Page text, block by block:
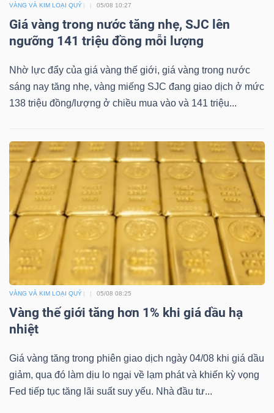
VÀNG VÀ KIM LOẠI QUÝ 05/08 10:27
Giá vàng trong nước tăng nhẹ, SJC lên
ngưỡng 141 triệu đồng mỗi lượng
Nhờ lực đẩy của giá vàng thế giới, giá vàng trong nước
sáng nay tăng nhẹ, vàng miếng SJC đang giao dịch ở mức
138 triệu đồng/lượng ở chiều mua vào và 141 triệu...
VÀNG VÀ KIM LOẠI QUÝ 05/08 08:25
Vàng thế giới tăng hơn 1% khi giá dầu hạ
nhiệt
Giá vàng tăng trong phiên giao dịch ngày 04/08 khi giá dầu
giảm, qua đó làm dịu lo ngại về lạm phát và khiến kỳ vọng
Fed tiếp tục tăng lãi suất suy yếu. Nhà đầu tư...